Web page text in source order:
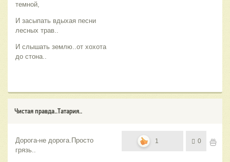
темной,
И засыпать вдыхая песни
лесных трав..
И слышать землю..от хохота
до стона..
Чистая правда..Татария..
Дорога-не дорога.Просто
грязь..
1 0